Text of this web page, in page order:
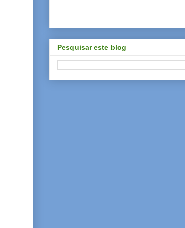
Pesquisar este blog